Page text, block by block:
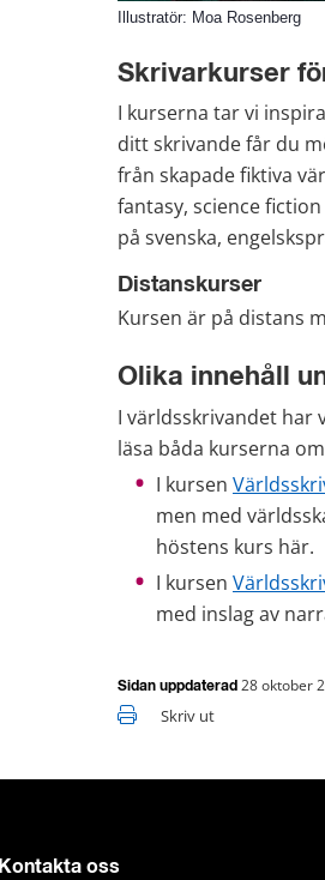
Illustratör: Moa Rosenberg
Skrivarkurser
I kurserna tar vi
ditt skrivande får du
från skapade fiktiva
fantasy, science
på svenska,
Distanskurser
Kursen är på distans
Olika innehåll
I världsskrivandet har
läsa båda kurserna
I kursen
men med
höstens kurs här.
I kursen
med inslag av
Sidan uppdaterad 28 oktober
Skriv ut
Kontakta oss